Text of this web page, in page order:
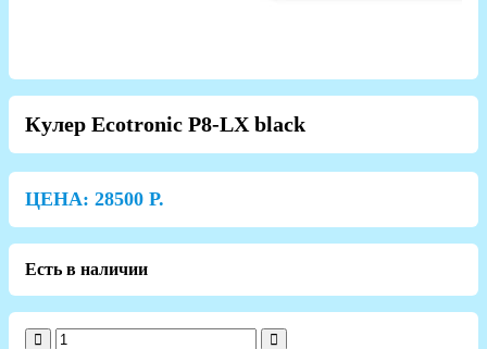
Кулер Ecotronic P8-LX black
ЦЕНА: 28500 Р.
Есть в наличии